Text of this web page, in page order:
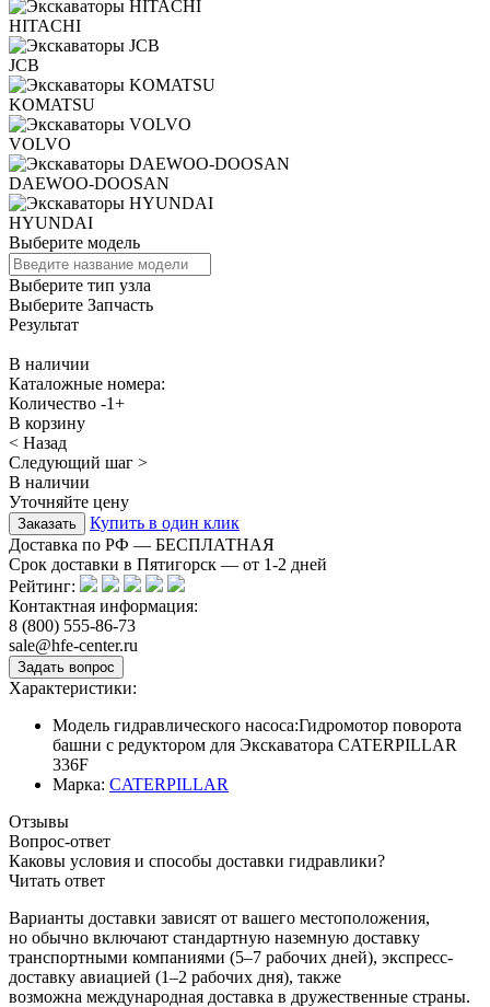
HITACHI
JCB
KOMATSU
VOLVO
DAEWOO-DOOSAN
HYUNDAI
Выберите модель
Выберите тип узла
Выберите Запчасть
Результат
В наличии
Каталожные номера:
Количество -1+
В корзину
< Назад
Следующий шаг >
В наличии
Уточняйте цену
Купить в один клик
Доставка по РФ — БЕСПЛАТНАЯ
Срок доставки в Пятигорск — от 1-2 дней
Рейтинг:
Контактная информация:
8 (800) 555-86-73
sale@hfe-center.ru
Характеристики:
Модель гидравлического насоса:Гидромотор поворота
башни с редуктором для Экскаватора CATERPILLAR
336F
Марка: CATERPILLAR
Отзывы
Вопрос-ответ
Каковы условия и способы доставки гидравлики?
Читать ответ
Варианты доставки зависят от вашего местоположения,
но обычно включают стандартную наземную доставку
транспортными компаниями (5–7 рабочих дней), экспресс-
доставку авиацией (1–2 рабочих дня), также
возможна международная доставка в дружественные страны.